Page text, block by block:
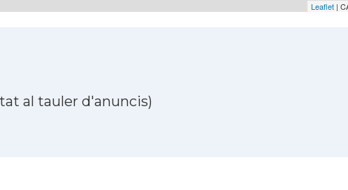
Leaflet |
al tauler d'anuncis)